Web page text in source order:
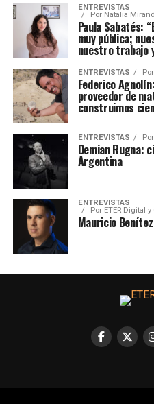
ENTREVISTAS
Por Natalia
Paula Sabatés:
muy pública;
nuestro trabajo
ENTREVISTAS Por
Federico
proveedor de
construimos
ENTREVISTAS Por
Demian Rugna:
Argentina
ENTREVISTAS
Por ETER Digital
Mauricio